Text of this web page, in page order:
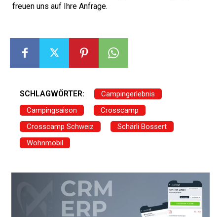
freuen uns auf Ihre Anfrage.
SCHLAGWÖRTER:
Campingerlebnis
Campingsaison
Crosscamp
Crosscamp Schweiz
Schärli Bossert
Wohnmobil